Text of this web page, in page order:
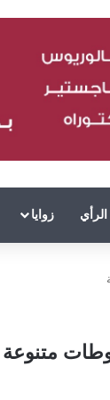
زوايا
متنوعة